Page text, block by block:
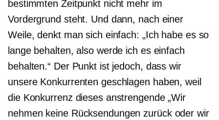
bestimmten Zeitpunkt nicht mehr im
Vordergrund steht. Und dann, nach einer
Weile, denkt man sich einfach: „Ich habe es so
lange behalten, also werde ich es einfach
behalten.“ Der Punkt ist jedoch, dass wir
unsere Konkurrenten geschlagen haben, weil
die Konkurrenz dieses anstrengende „Wir
nehmen keine Rücksendungen zurück oder wir